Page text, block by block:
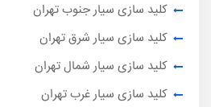
کلید سازی سیار جنوب تهران
کلید سازی سیار شرق تهران
کلید سازی سیار شمال تهران
کلید سازی سیار غرب تهران